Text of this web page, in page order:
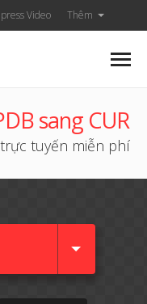
Video Thêm
sang CUR
tuyến miễn phí